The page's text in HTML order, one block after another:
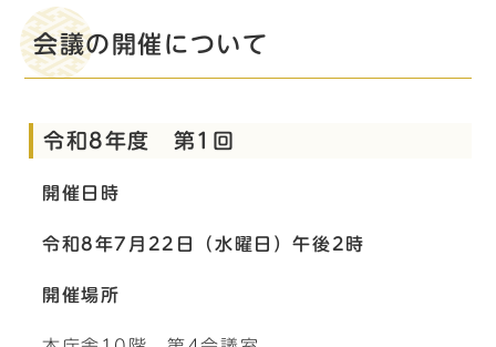
会議の開催について
令和8年度 第1回
開催日時
令和8年7月22日（水曜日）午後2時
開催場所